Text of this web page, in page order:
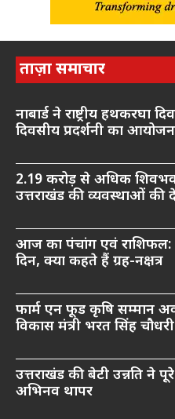
ताज़ा समाचार
नाबार्ड ने राष्ट्रीय
दिवसीय प्रदर्शनी का
2.19 करोड़ से अधिक
उत्तराखंड की व्यवस्थाओं की
आज का पंचांग एवं राशिफल:
दिन, क्या कहते हैं ग्रह-नक्षत्र
फार्म एन फूड कृषि सम्मान
विकास मंत्री भरत सिंह
उत्तराखंड की बेटी उन्नति ने
अभिनव थापर